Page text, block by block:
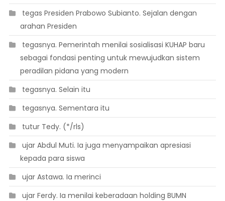
 tegas Presiden Prabowo Subianto. Sejalan dengan
arahan Presiden
 tegasnya. Pemerintah menilai sosialisasi KUHAP baru
sebagai fondasi penting untuk mewujudkan sistem
peradilan pidana yang modern
 tegasnya. Selain itu
 tegasnya. Sementara itu
 tutur Tedy. (*/rls)
 ujar Abdul Muti. Ia juga menyampaikan apresiasi
kepada para siswa
 ujar Astawa. Ia merinci
 ujar Ferdy. Ia menilai keberadaan holding BUMN